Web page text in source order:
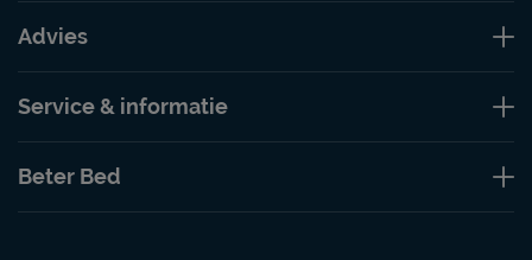
Advies
Service & informatie
Beter Bed